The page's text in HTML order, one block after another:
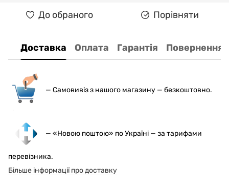
До обраного Порівняти
Доставка Оплата Гарантія Повернення
— Самовивіз з нашого магазину — безкоштовно.
— «Новою поштою» по Україні — за тарифами
перевізника.
Більше інформації про доставку